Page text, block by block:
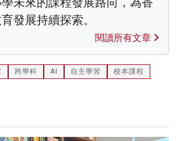
發展持續探索。
閱讀所有文章
跨學科 AI 自主學習 校本課程